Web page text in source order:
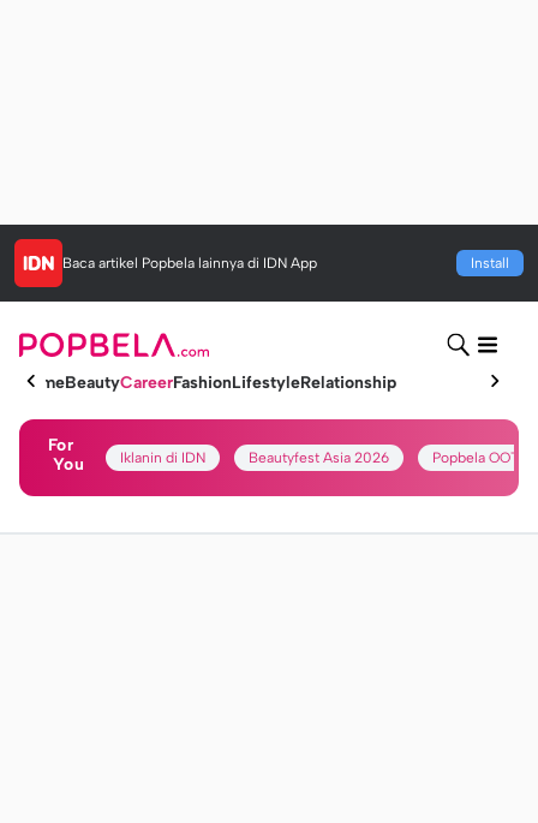
Baca artikel Popbela lainnya di IDN App Install
HomeBeautyCareerFashionLifestyleRelationship
For
You
Iklanin di IDN Beautyfest Asia 2026 Popbela OOTD